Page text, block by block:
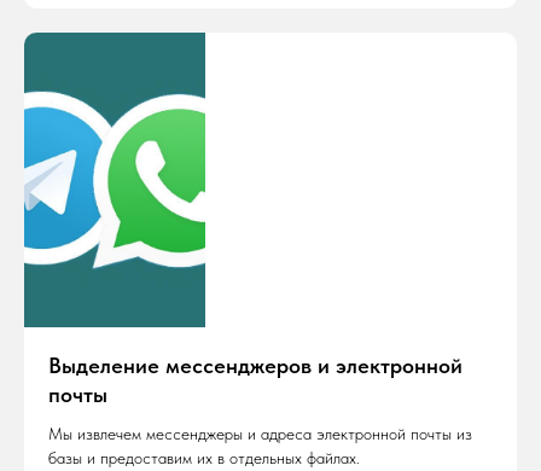
Выделение мессенджеров и электронной
почты
Мы извлечем мессенджеры и адреса электронной почты из
базы и предоставим их в отдельных файлах.